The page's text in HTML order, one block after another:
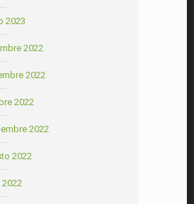
2023
2022
2022
2022
2022
2022